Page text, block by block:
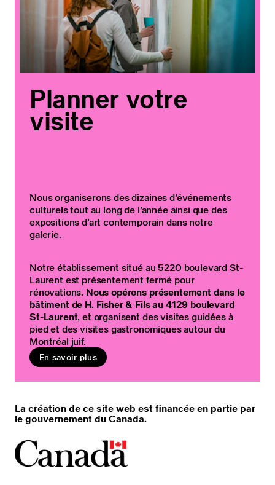
Planner votre
visite
Nous organiserons des dizaines d’événements
culturels tout au long de l’année ainsi que des
expositions d’art contemporain dans notre
galerie.
Notre établissement situé au 5220 boulevard St-
Laurent est présentement fermé pour
rénovations. Nous opérons présentement dans le
bâtiment de H. Fisher & Fils au 4129 boulevard
St-Laurent, et organisent des visites guidées à
pied et des visites gastronomiques autour du
Montréal juif.
En savoir plus
La création de ce site web est financée en partie par
le gouvernement du Canada.